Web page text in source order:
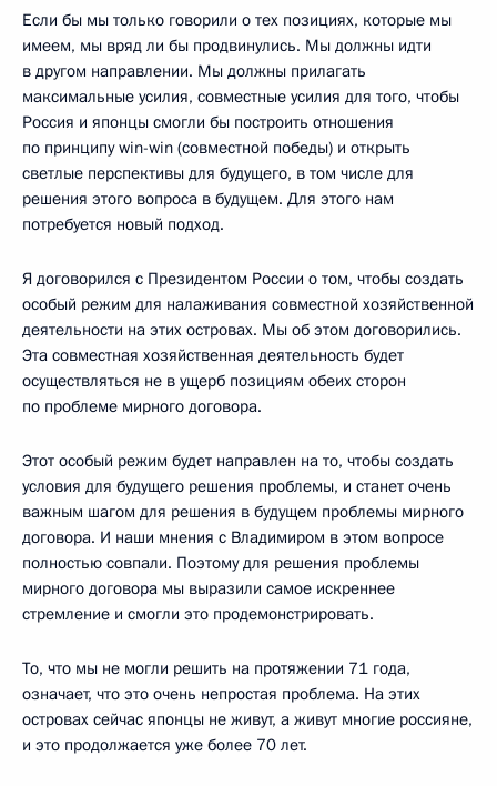
Если бы мы только говорили о тех позициях, которые мы
имеем, мы вряд ли бы продвинулись. Мы должны идти
в другом направлении. Мы должны прилагать
максимальные усилия, совместные усилия для того, чтобы
Россия и японцы смогли бы построить отношения
по принципу win-win (совместной победы) и открыть
светлые перспективы для будущего, в том числе для
решения этого вопроса в будущем. Для этого нам
потребуется новый подход.
Я договорился с Президентом России о том, чтобы создать
особый режим для налаживания совместной хозяйственной
деятельности на этих островах. Мы об этом договорились.
Эта совместная хозяйственная деятельность будет
осуществляться не в ущерб позициям обеих сторон
по проблеме мирного договора.
Этот особый режим будет направлен на то, чтобы создать
условия для будущего решения проблемы, и станет очень
важным шагом для решения в будущем проблемы мирного
договора. И наши мнения с Владимиром в этом вопросе
полностью совпали. Поэтому для решения проблемы
мирного договора мы выразили самое искреннее
стремление и смогли это продемонстрировать.
То, что мы не могли решить на протяжении 71 года,
означает, что это очень непростая проблема. На этих
островах сейчас японцы не живут, а живут многие россияне,
и это продолжается уже более 70 лет.